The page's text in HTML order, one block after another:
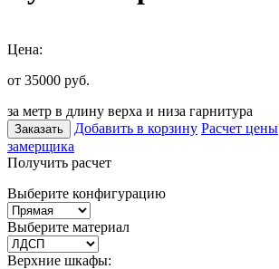
Цена:
от 35000 руб.
за метр в длину верха и низа гарнитура
Заказать Добавить в корзину Расчет цены
замерщика
Получить расчет
Выберите конфигурацию
Выберите материал
Верхние шкафы: